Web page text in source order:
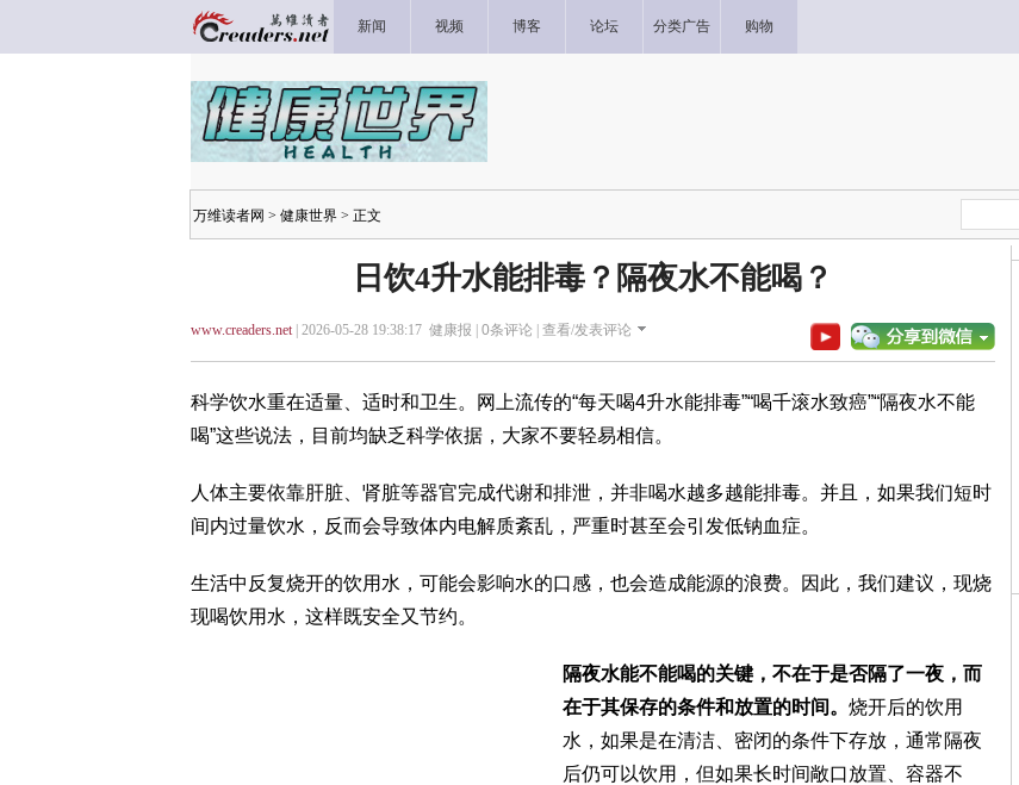
新闻 视频 博客 论坛 分类广告 购物
万维读者网 > 健康世界 > 正文
日饮4升水能排毒？隔夜水不能喝？
www.creaders.net| 2026-05-28 19:38:17 健康报 | 0条评论 | 查看/发表评论
科学饮水重在适量、适时和卫生。网上流传的“每天喝4升水能排毒”“喝千滚水致癌”“隔夜水不能
喝”这些说法，目前均缺乏科学依据，大家不要轻易相信。
人体主要依靠肝脏、肾脏等器官完成代谢和排泄，并非喝水越多越能排毒。并且，如果我们短时
间内过量饮水，反而会导致体内电解质紊乱，严重时甚至会引发低钠血症。
生活中反复烧开的饮用水，可能会影响水的口感，也会造成能源的浪费。因此，我们建议，现烧
现喝饮用水，这样既安全又节约。
隔夜水能不能喝的关键，不在于是否隔了一夜，而
在于其保存的条件和放置的时间。 烧开后的饮用
水，如果是在清洁、密闭的条件下存放，通常隔夜
后仍可以饮用，但如果长时间敞口放置、容器不